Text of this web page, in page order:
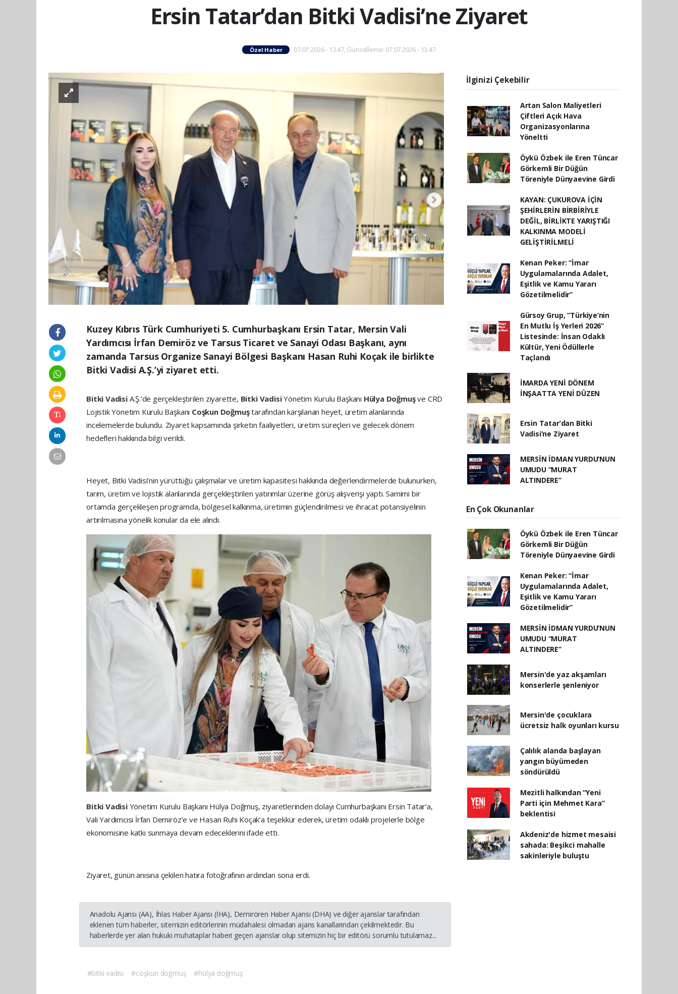
Ersin Tatar’dan Bitki Vadisi’ne Ziyaret
Özel Haber 07.07.2026 - 13:47, Güncelleme: 07.07.2026 - 13:47
Kuzey Kıbrıs Türk Cumhuriyeti 5. Cumhurbaşkanı Ersin Tatar, Mersin Vali
Yardımcısı İrfan Demiröz ve Tarsus Ticaret ve Sanayi Odası Başkanı, aynı
zamanda Tarsus Organize Sanayi Bölgesi Başkanı Hasan Ruhi Koçak ile birlikte
Bitki Vadisi A.Ş.’yi ziyaret etti.
Bitki Vadisi A.Ş.’de gerçekleştirilen ziyarette, Bitki VadisiYönetim Kurulu Başkanı Hülya Doğmuşve CRD
Lojistik Yönetim Kurulu Başkanı Coşkun Doğmuştarafından karşılanan heyet, üretim alanlarında
incelemelerde bulundu. Ziyaret kapsamında şirketin faaliyetleri, üretim süreçleri ve gelecek dönem
hedefleri hakkında bilgi verildi.
Heyet, Bitki Vadisi’nin yürüttüğü çalışmalar ve üretim kapasitesi hakkında değerlendirmelerde bulunurken,
tarım, üretim ve lojistik alanlarında gerçekleştirilen yatırımlar üzerine görüş alışverişi yaptı. Samimi bir
ortamda gerçekleşen programda, bölgesel kalkınma, üretimin güçlendirilmesi ve ihracat potansiyelinin
artırılmasına yönelik konular da ele alındı.
Bitki Vadisi Yönetim Kurulu Başkanı Hülya Doğmuş, ziyaretlerinden dolayı Cumhurbaşkanı Ersin Tatar’a,
Vali Yardımcısı İrfan Demiröz’e ve Hasan Ruhi Koçak’a teşekkür ederek, üretim odaklı projelerle bölge
ekonomisine katkı sunmaya devam edeceklerini ifade etti.
Ziyaret, günün anısına çekilen hatıra fotoğrafının ardından sona erdi.
Anadolu Ajansı (AA), İhlas Haber Ajansı (İHA), Demirören Haber Ajansı (DHA) ve diğer ajanslar tarafından
eklenen tüm haberler, sitemizin editörlerinin müdahalesi olmadan ajans kanallarından çekilmektedir. Bu
haberlerde yer alan hukuki muhataplar haberi geçen ajanslar olup sitemizin hiç bir editörü sorumlu tutulamaz...
#bitki vadisi #coşkun doğmuş #hülya doğmuş
İlginizi Çekebilir
Artan Salon Maliyetleri
Çiftleri Açık Hava
Organizasyonlarına
Yöneltti
Öykü Özbek ile Eren Tüncar
Görkemli Bir Düğün
Töreniyle Dünyaevine Girdi
KAYAN: ÇUKUROVA İÇİN
ŞEHİRLERİN BİRBİRİYLE
DEĞİL, BİRLİKTE YARIŞTIĞI
KALKINMA MODELİ
GELİŞTİRİLMELİ
Kenan Peker: “İmar
Uygulamalarında Adalet,
Eşitlik ve Kamu Yararı
Gözetilmelidir”
Gürsoy Grup, “Türkiye’nin
En Mutlu İş Yerleri 2026”
Listesinde: İnsan Odaklı
Kültür, Yeni Ödüllerle
Taçlandı
İMARDA YENİ DÖNEM
İNŞAATTA YENİ DÜZEN
Ersin Tatar’dan Bitki
Vadisi’ne Ziyaret
MERSİN İDMAN YURDU’NUN
UMUDU “MURAT
ALTINDERE”
En Çok Okunanlar
Öykü Özbek ile Eren Tüncar
Görkemli Bir Düğün
Töreniyle Dünyaevine Girdi
Kenan Peker: “İmar
Uygulamalarında Adalet,
Eşitlik ve Kamu Yararı
Gözetilmelidir”
MERSİN İDMAN YURDU’NUN
UMUDU “MURAT
ALTINDERE”
Mersin'de yaz akşamları
konserlerle şenleniyor
Mersin'de çocuklara
ücretsiz halk oyunları kursu
Çalılık alanda başlayan
yangın büyümeden
söndürüldü
Mezitli halkından “Yeni
Parti için Mehmet Kara”
beklentisi
Akdeniz'de hizmet mesaisi
sahada: Beşikci mahalle
sakinleriyle buluştu